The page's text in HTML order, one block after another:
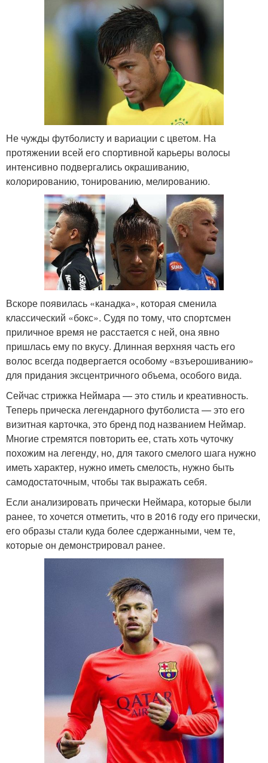
Не чужды футболисту и вариации с цветом. На
протяжении всей его спортивной карьеры волосы
интенсивно подвергались окрашиванию,
колорированию, тонированию, мелированию.
Вскоре появилась «канадка», которая сменила
классический «бокс». Судя по тому, что спортсмен
приличное время не расстается с ней, она явно
пришлась ему по вкусу. Длинная верхняя часть его
волос всегда подвергается особому «взъерошиванию»
для придания эксцентричного объема, особого вида.
Сейчас стрижка Неймара — это стиль и креативность.
Теперь прическа легендарного футболиста — это его
визитная карточка, это бренд под названием Неймар.
Многие стремятся повторить ее, стать хоть чуточку
похожим на легенду, но, для такого смелого шага нужно
иметь характер, нужно иметь смелость, нужно быть
самодостаточным, чтобы так выражать себя.
Если анализировать прически Неймара, которые были
ранее, то хочется отметить, что в 2016 году его прически,
его образы стали куда более сдержанными, чем те,
которые он демонстрировал ранее.